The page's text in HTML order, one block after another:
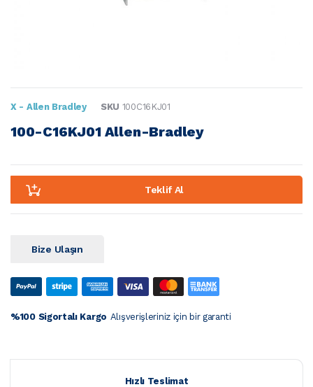
X - Allen Bradley SKU 100C16KJ01
100-C16KJ01 Allen-Bradley
Teklif Al
Bize Ulaşın
%100 Sigortalı Kargo Alışverişleriniz için bir garanti
Hızlı Teslimat